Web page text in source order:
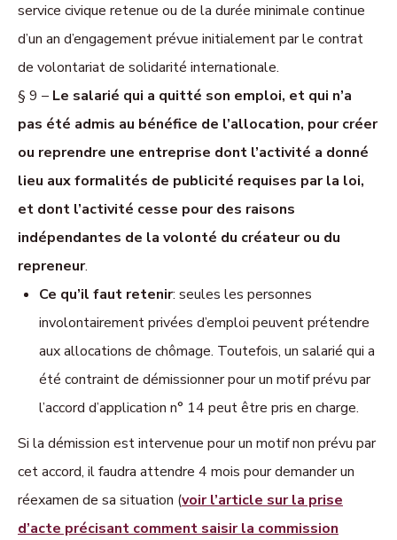
service civique retenue ou de la durée minimale continue
d’un an d’engagement prévue initialement par le contrat
de volontariat de solidarité internationale.
§ 9 – Le salarié qui a quitté son emploi, et qui n’a
pas été admis au bénéfice de l’allocation, pour créer
ou reprendre une entreprise dont l’activité a donné
lieu aux formalités de publicité requises par la loi,
et dont l’activité cesse pour des raisons
indépendantes de la volonté du créateur ou du
repreneur.
Ce qu’il faut retenir: seules les personnes
involontairement privées d’emploi peuvent prétendre
aux allocations de chômage. Toutefois, un salarié qui a
été contraint de démissionner pour un motif prévu par
l’accord d’application n° 14 peut être pris en charge.
Si la démission est intervenue pour un motif non prévu par
cet accord, il faudra attendre 4 mois pour demander un
réexamen de sa situation (voir l’article sur la prise
d’acte précisant comment saisir la commission